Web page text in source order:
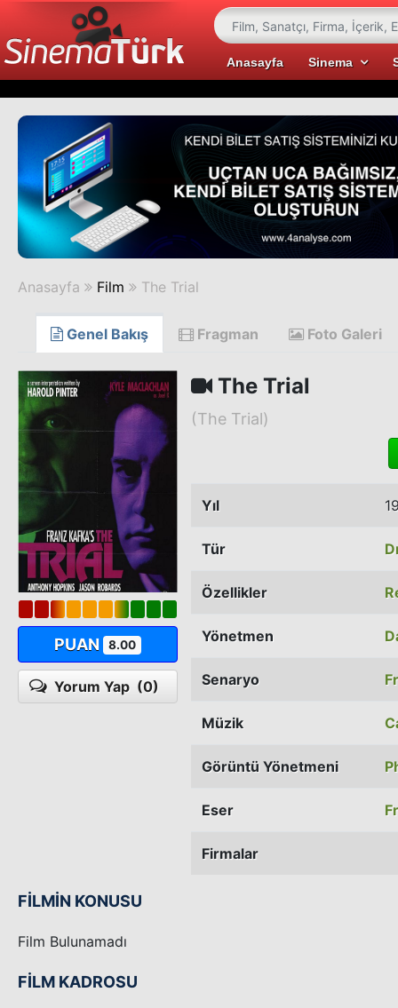
Anasayfa Sinema
Anasayfa Film The Trial
Genel Bakış Fragman Foto Galeri
PUAN 8.00
Yorum Yap (0)
The Trial
(The Trial)
Yıl
Tür
Özellikler
Yönetmen
Senaryo
Müzik
Görüntü Yönetmeni
Eser
Firmalar
FİLMİN KONUSU
Film Bulunamadı
FİLM KADROSU